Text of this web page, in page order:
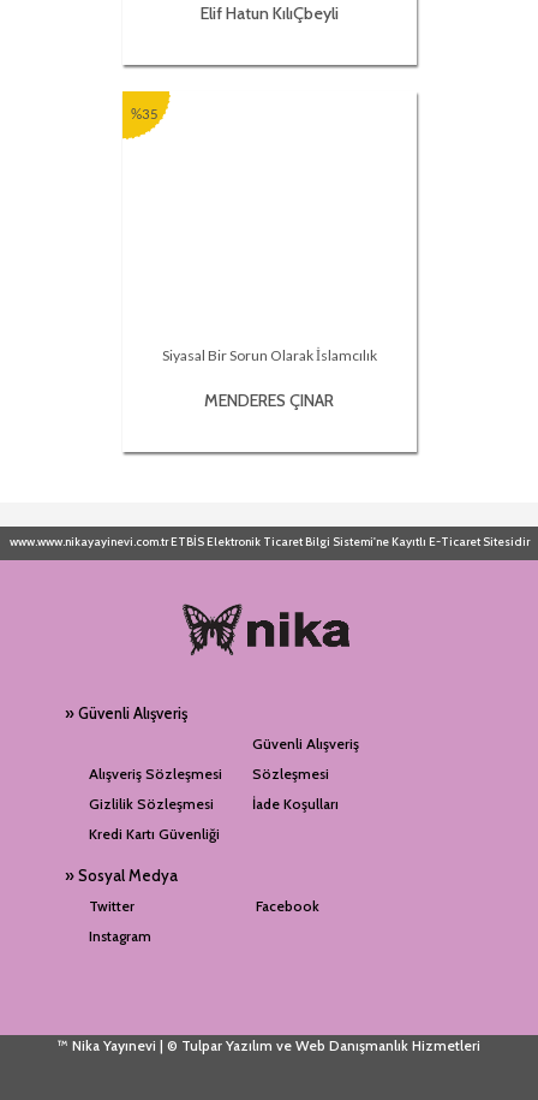
Elif Hatun KılıÇbeyli
%35
Siyasal Bir Sorun Olarak İslamcılık
MENDERES ÇINAR
www.www.nikayayinevi.com.tr ETBİS Elektronik Ticaret Bilgi Sistemi'ne Kayıtlı E-Ticaret Sitesidir
» Güvenli Alışveriş
Alışveriş Sözleşmesi
Güvenli Alışveriş
Sözleşmesi
Gizlilik Sözleşmesi
İade Koşulları
Kredi Kartı Güvenliği
» Sosyal Medya
Twitter
Facebook
Instagram
™ Nika Yayınevi | © Tulpar Yazılım ve Web Danışmanlık Hizmetleri